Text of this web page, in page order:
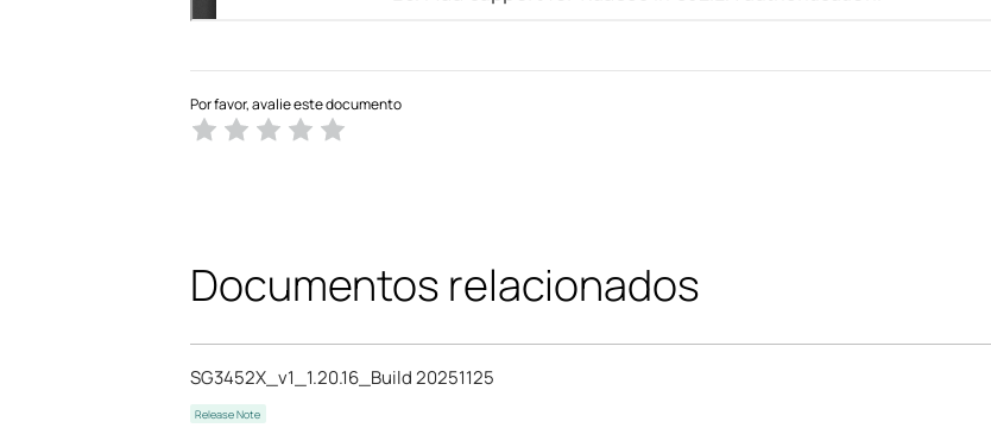
Por favor, avalie este documento
Documentos relacionados
SG3452X_v1_1.20.16_Build 20251125
Release Note